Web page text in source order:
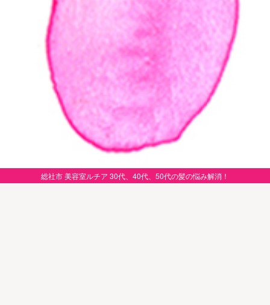
総社市 美容室ルチア 30代、40代、50代の髪の悩み解消！